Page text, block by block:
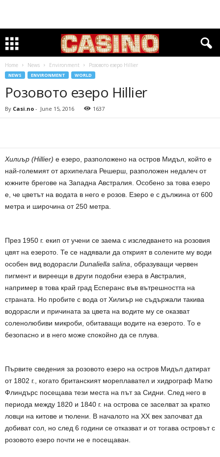
Home News Environment Розовото езеро Hillier
NEWS ENVIRONMENT WORLD
Розовото езеро Hillier
By Casi.no - June 15, 2016 1637
Хилиър (Hillier) е езеро, разположено на остров Мидъл, който е
най-големият от архипелага Решерш, разположен недалеч от
южните брегове на Западна Австралия. Особено за това езеро
е, че цветът на водата в него е розов. Езеро е с дължина от 600
метра и широчина от 250 метра.
През 1950 г. екип от учени се заема с изследването на розовия
цвят на езерото. Те се надявали да открият в солените му води
особен вид водорасли Dunaliella salina , образуващи червен
пигмент и виреещи в други подобни езера в Австралия,
например в това край град Есперанс във вътрешността на
страната. Но пробите с вода от Хилиър не съдържали такива
водорасли и причината за цвета на водите му се оказват
соленолюбиви микроби, обитаващи водите на езерото. То е
безопасно и в него може спокойно да се плува.
Първите сведения за розовото езеро на остров Мидъл датират
от 1802 г., когато британският мореплавател и хидрограф Матю
Флиндърс посещава тези места на път за Сидни. След него в
периода между 1820 и 1840 г. на острова се заселват за кратко
ловци на китове и тюлени. В началото на XX век започват да
добиват сол, но след 6 години се отказват и от тогава островът с
розовото езеро почти не е посещаван.